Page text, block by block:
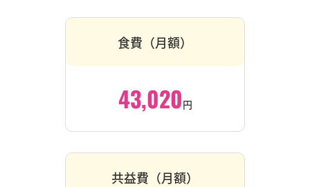
食費（月額）
43,020円
共益費（月額）